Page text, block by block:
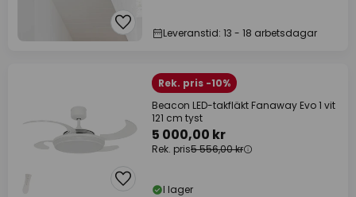
Leveranstid: 13 - 18 arbetsdagar
Rek. pris -10%
Beacon LED-takfläkt Fanaway Evo 1 vit
121 cm tyst
5 000,00 kr
Rek. pris5 556,00 kr
I lager